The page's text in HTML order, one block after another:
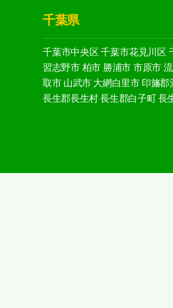
千葉県
千葉市中央区 千葉市花見川区
習志野市 柏市 勝浦市 市原市
取市 山武市 大網白里市 印旛郡
長生郡長生村 長生郡白子町 長